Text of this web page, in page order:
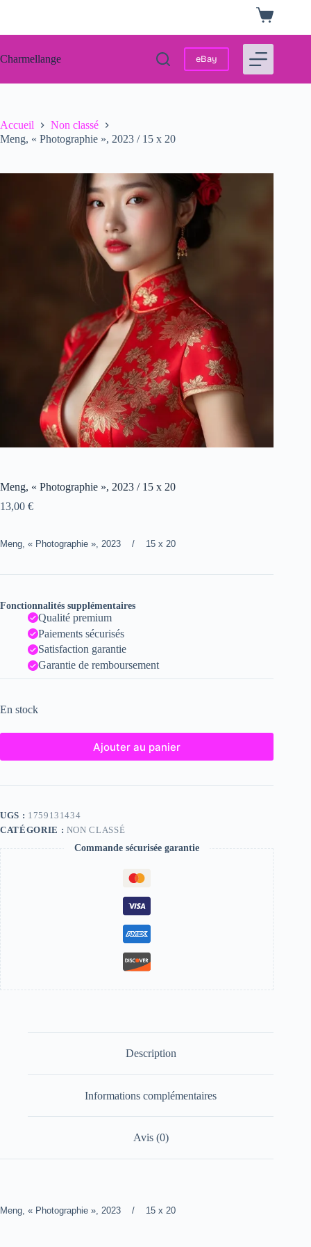
Panier
d’achat
Charmellange eBay
Accueil
Non classé
Meng, « Photographie », 2023 / 15 x 20
Meng, « Photographie », 2023 / 15 x 20
13,00 €
Meng, « Photographie », 2023 / 15 x 20
Fonctionnalités supplémentaires
Qualité premium
Paiements sécurisés
Satisfaction garantie
Garantie de remboursement
En stock
Ajouter au panier
UGS : 1759131434
CATÉGORIE : NON CLASSÉ
Commande sécurisée garantie
Description
Informations complémentaires
Avis (0)
Meng, « Photographie », 2023 / 15 x 20